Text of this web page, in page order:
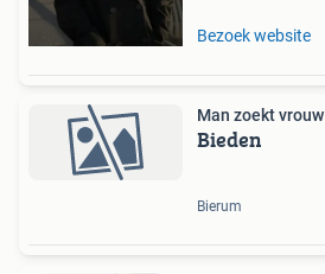
Bezoek website
Man zoekt vrouw
Bieden
Bierum